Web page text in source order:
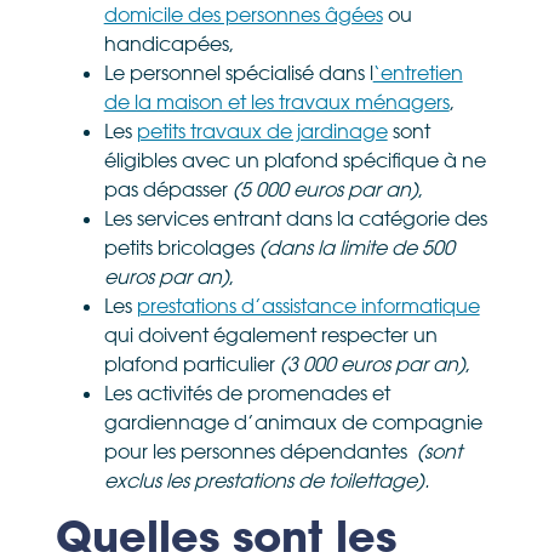
domicile des personnes âgéesou
handicapées,
Le personnel spécialisé dans l‘entretien
de la maison et les travaux ménagers,
Les petits travaux de jardinagesont
éligibles avec un plafond spécifique à ne
pas dépasser (5 000 euros par an),
Les services entrant dans la catégorie des
petits bricolages (dans la limite de 500
euros par an),
Les prestations d’assistance informatique
qui doivent également respecter un
plafond particulier (3 000 euros par an),
Les activités de promenades et
gardiennage d’animaux de compagnie
pour les personnes dépendantes (sont
exclus les prestations de toilettage).
Quelles sont les